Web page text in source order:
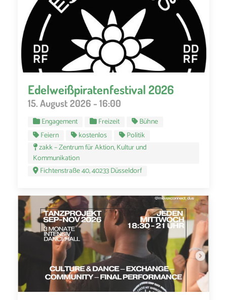
Edelweißpiratenfestival 2026
15. August 2026 - 16:00
Engagement Freizeit
Bühne
Feiern
kostenlos
Politik
zakk – Zentrum für Aktion, Kultur und
Kommunikation
Fichtenstraße 40, 40233 Düsseldorf